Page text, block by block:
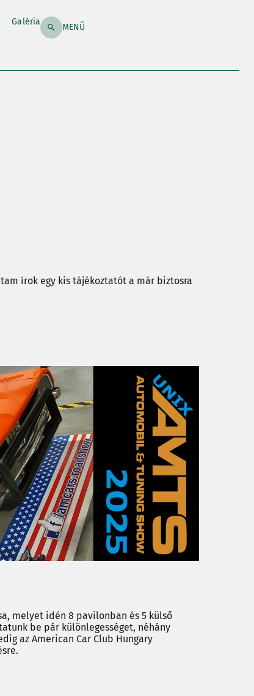
Galéria MENÜ
írok egy kis tájékoztatót a már biztosra
melyet idén 8 pavilonban és 5 külső
be pár különlegességet, néhány
az American Car Club Hungary